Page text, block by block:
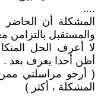
....
المشكلة أن الحاضر
والمستقبل بالتزامن
لا أعرف الحل
أظن أحدا يعرف بعد .
( أرجو مراسلتي
المشكلة ، أكثر )